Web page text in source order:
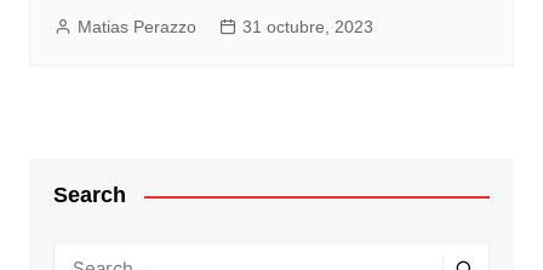
Matias Perazzo 31 octubre, 2023
Search